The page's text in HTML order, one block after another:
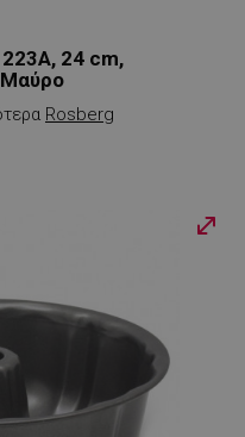
24 cm,
Μαύρο
Rosberg